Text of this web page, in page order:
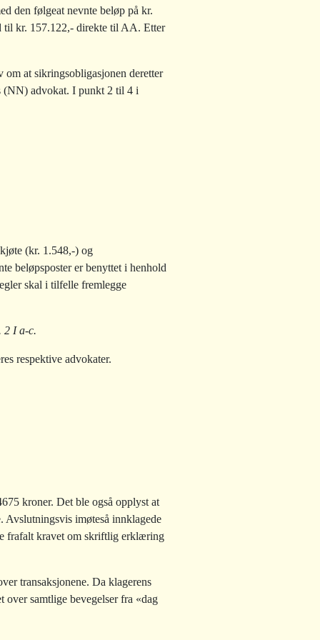
den følgeat nevnte beløp på kr.
til kr. 157.122,- direkte til AA. Etter
at sikringsobligasjonen deretter
(NN) advokat. I punkt 2 til 4 i
(kr. 1.548,-) og
beløpsposter er benyttet i henhold
skal i tilfelle fremlegge
2 I a-c.
respektive advokater.
kroner. Det ble også opplyst at
imøteså innklagede
frafalt kravet om skriftlig erklæring
transaksjonene. Da klagerens
over samtlige bevegelser fra «dag